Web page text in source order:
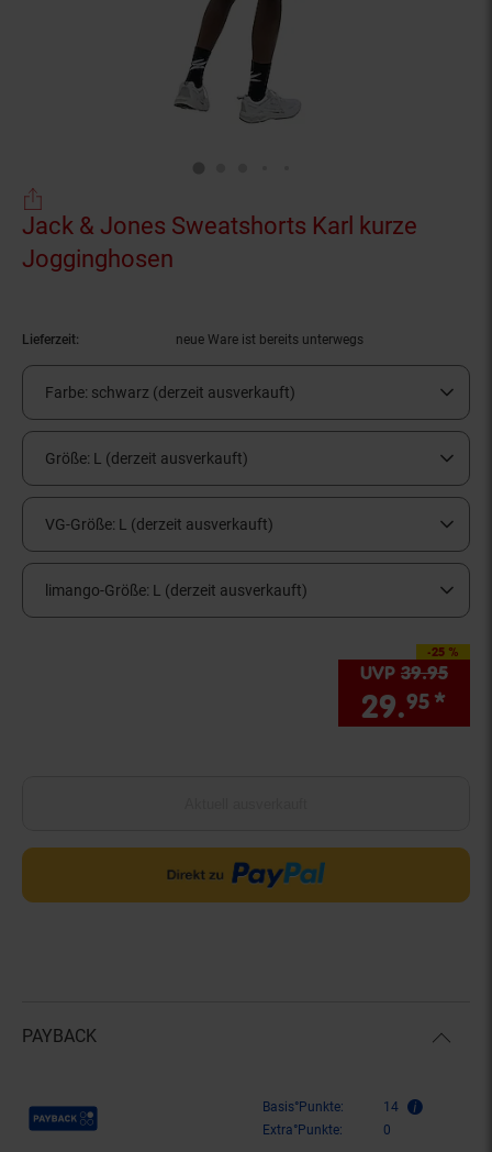
Jack & Jones Sweatshorts Karl kurze
Jogginghosen
Lieferzeit: neue Ware ist bereits unterwegs
Farbe: schwarz (derzeit ausverkauft)
Größe: L (derzeit ausverkauft)
VG-Größe: L (derzeit ausverkauft)
limango-Größe: L (derzeit ausverkauft)
-25 %
Sie Sparen 25
UVP 39.95
29.95 *
PAYBACK
Payback Punkte Basis°Punkte:
14
Extra°Punkte:
0